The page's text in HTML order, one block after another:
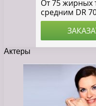
Актеры